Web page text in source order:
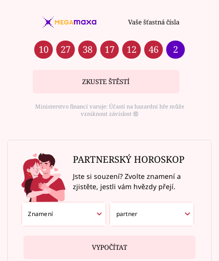
Vaše šťastná čísla
10 27 38 17 12 46 2
ZKUSTE ŠTĚSTÍ
Ministerstvo financí varuje: Účastí na hazardní hře může
vzniknout závislost ⑱
PARTNERSKÝ HOROSKOP
Jste si souzení? Zvolte znamení a
zjistěte, jestli vám hvězdy přejí.
VYPOČÍTAT